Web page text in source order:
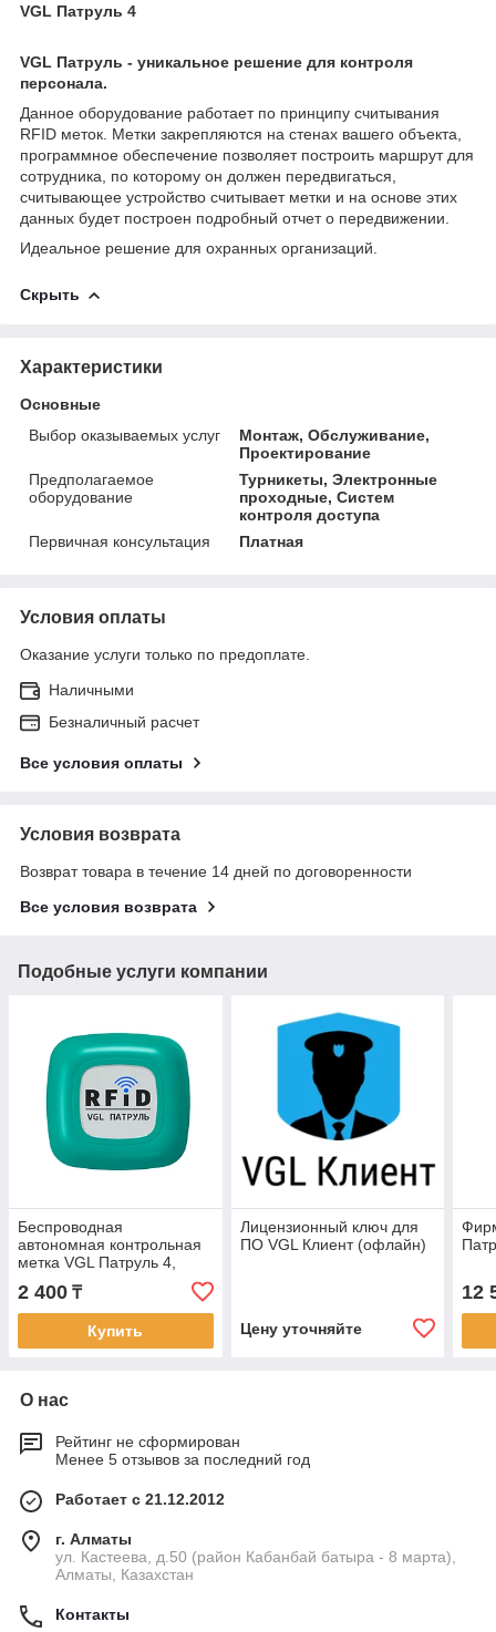
VGL Патруль 4
VGL Патруль - уникальное решение для контроля
персонала.
Данное оборудование работает по принципу считывания
RFID меток. Метки закрепляются на стенах вашего объекта,
программное обеспечение позволяет построить маршрут для
сотрудника, по которому он должен передвигаться,
считывающее устройство считывает метки и на основе этих
данных будет построен подробный отчет о передвижении.
Идеальное решение для охранных организаций.
Скрыть
Характеристики
Основные
Выбор оказываемых услуг
Монтаж, Обслуживание,
Проектирование
Предполагаемое
оборудование
Турникеты, Электронные
проходные, Систем
контроля доступа
Первичная консультация
Платная
Условия оплаты
Оказание услуги только по предоплате.
Наличными
Безналичный расчет
Все условия оплаты
Условия возврата
Возврат товара в течение 14 дней по договоренности
Все условия возврата
Подобные услуги компании
Беспроводная
автономная контрольная
метка VGL Патруль 4,
бирюзовая
2 400 ₸
Купить
Лицензионный ключ для
ПО VGL Клиент (офлайн)
Цену уточняйте
12
О нас
Рейтинг не сформирован
Менее 5 отзывов за последний год
Работает с 21.12.2012
г. Алматы
ул. Кастеева, д.50 (район Кабанбай батыра - 8 марта),
Алматы, Казахстан
Контакты